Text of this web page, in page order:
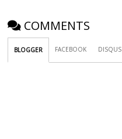
COMMENTS
BLOGGER FACEBOOK DISQUS